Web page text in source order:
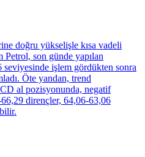
doğru yükselişle kısa vadeli
son günde yapılan
işlem gördükten sonra
Öte yandan, trend
al pozisyonunda, negatif
dirençler, 64,06-63,06